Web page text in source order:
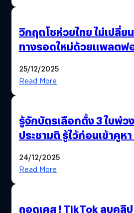
วิกฤตโชห่วยไทย ไม่เปลี่ย
ทางรอดใหม่ด้วยแพลตฟ
25/12/2025
Read More
รู้จักบัตรเลือกตั้ง 3 ใบพ่ว
ประชามติ รู้ไว้ก่อนเข้าคูห
24/12/2025
Read More
ถอดเคส ! TikTok ลบคลิป